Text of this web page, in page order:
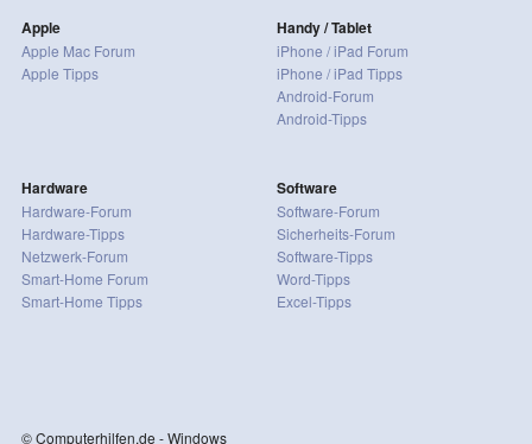
Apple
Apple Mac Forum
Apple Tipps
Handy / Tablet
iPhone / iPad Forum
iPhone / iPad Tipps
Android-Forum
Android-Tipps
Hardware
Hardware-Forum
Hardware-Tipps
Netzwerk-Forum
Smart-Home Forum
Smart-Home Tipps
Software
Software-Forum
Sicherheits-Forum
Software-Tipps
Word-Tipps
Excel-Tipps
© Computerhilfen.de - Windows